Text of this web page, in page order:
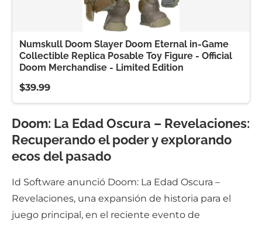
Numskull Doom Slayer Doom Eternal in-Game
Collectible Replica Posable Toy Figure - Official
Doom Merchandise - Limited Edition
$39.99
Doom: La Edad Oscura – Revelaciones:
Recuperando el poder y explorando
ecos del pasado
Id Software anunció Doom: La Edad Oscura –
Revelaciones, una expansión de historia para el
juego principal, en el reciente evento de